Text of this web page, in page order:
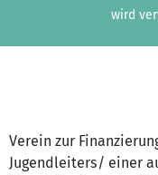
wird
Verein zur
Jugendleiters/ einer